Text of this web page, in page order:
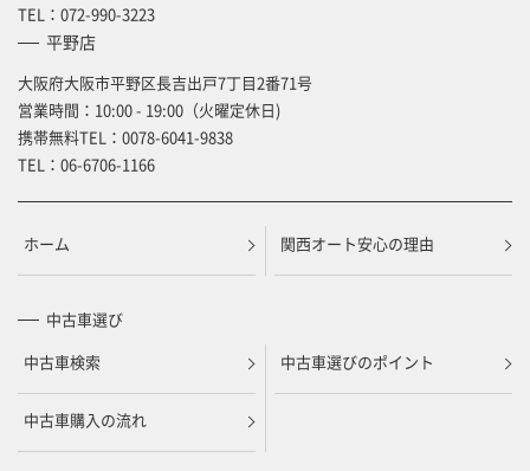
TEL： 072-990-3223
平野店
大阪府大阪市平野区長吉出戸7丁目2番71号
営業時間：10:00 - 19:00（火曜定休日)
携帯無料TEL： 0078-6041-9838
TEL： 06-6706-1166
ホーム 関西オート安心の理由
中古車選び
中古車検索
中古車選びのポイント
中古車購入の流れ